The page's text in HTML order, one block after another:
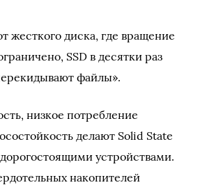
жесткого диска, где вращение
SSD в десятки раз
файлы».
низкое потребление
делают Solid State
устройствами.
накопителей